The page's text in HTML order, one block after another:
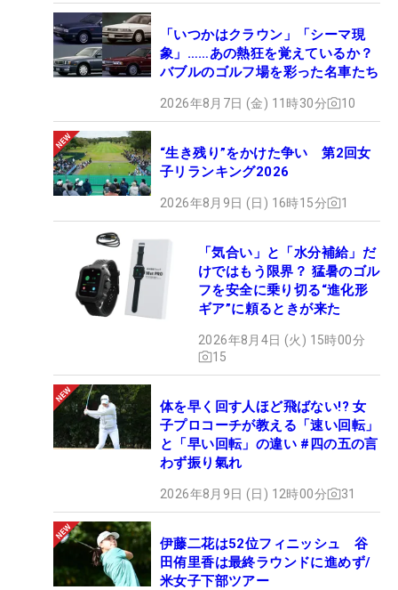
「いつかはクラウン」「シーマ現
象」……あの熱狂を覚えているか？
バブルのゴルフ場を彩った名車たち
2026年8月7日 (金) 11時30分 10
“生き残り”をかけた争い 第2回女
子リランキング2026
2026年8月9日 (日) 16時15分 1
「気合い」と「水分補給」だ
けではもう限界？ 猛暑のゴル
フを安全に乗り切る“進化形
ギア”に頼るときが来た
2026年8月4日 (火) 15時00分
15
体を早く回す人ほど飛ばない!? 女
子プロコーチが教える「速い回転」
と「早い回転」の違い #四の五の言
わず振り氣れ
2026年8月9日 (日) 12時00分 31
伊藤二花は52位フィニッシュ 谷
田侑里香は最終ラウンドに進めず/
米女子下部ツアー